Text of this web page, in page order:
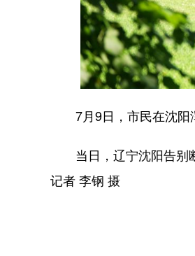
7月9日，市民在沈阳
当日，辽宁沈阳告别断
记者 李钢 摄